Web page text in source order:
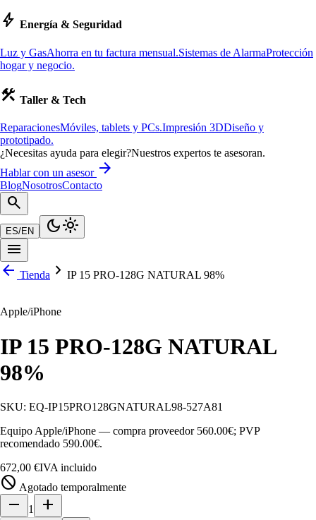
bolt Energía & Seguridad
Luz y GasAhorra en tu factura mensual.Sistemas de AlarmaProtección
hogar y negocio.
construction Taller & Tech
ReparacionesMóviles, tablets y PCs.Impresión 3DDiseño y
prototipado.
¿Necesitas ayuda para elegir?Nuestros expertos te asesoran.
Hablar con un asesor arrow_forward
BlogNosotrosContacto
search
ES/EN dark_modelight_mode
menu
arrow_back Tienda chevron_right IP 15 PRO-128G NATURAL 98%
Apple/iPhone
IP 15 PRO-128G NATURAL
98%
SKU: EQ-IP15PRO128GNATURAL98-527A81
Equipo Apple/iPhone — compra proveedor 560.00€; PVP
recomendado 590.00€.
672,00 €IVA incluido
block Agotado temporalmente
remove 1
add